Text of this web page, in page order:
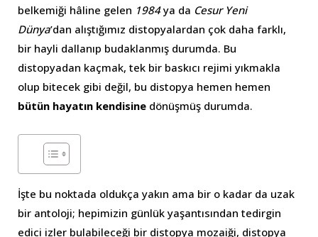
belkemiği hâline gelen 1984ya da Cesur Yeni
Dünya’dan alıştığımız distopyalardan çok daha farklı,
bir hayli dallanıp budaklanmış durumda. Bu
distopyadan kaçmak, tek bir baskıcı rejimi yıkmakla
olup bitecek gibi değil, bu distopya hemen hemen
bütün hayatın kendisine dönüşmüş durumda.
İşte bu noktada oldukça yakın ama bir o kadar da uzak
bir antoloji; hepimizin günlük yaşantısından tedirgin
edici izler bulabileceği bir distopya mozaiği, distopya